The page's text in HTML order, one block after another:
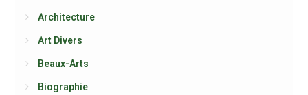
Architecture
Art Divers
Beaux-Arts
Biographie